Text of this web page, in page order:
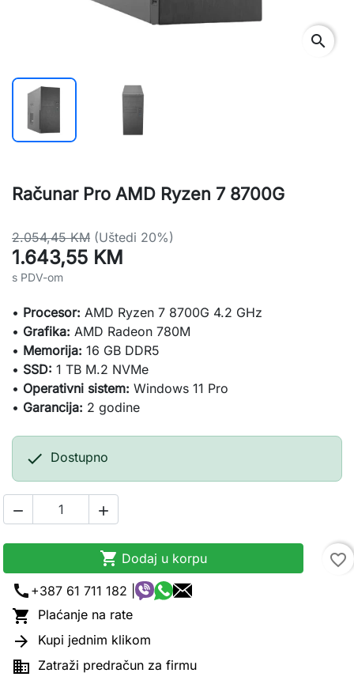
search
Računar Pro AMD Ryzen 7 8700G
2.054,45 KM (Uštedi 20%)
1.643,55 KM
s PDV-om
• Procesor: AMD Ryzen 7 8700G 4.2 GHz
• Grafika: AMD Radeon 780M
• Memorija: 16 GB DDR5
• SSD: 1 TB M.2 NVMe
• Operativni sistem: Windows 11 Pro
• Garancija: 2 godine
 Dostupno
 
 Dodaj u korpu
favorite_border
call +387 61 711 182 |
 Plaćanje na rate
 Kupi jednim klikom
 Zatraži predračun za firmu